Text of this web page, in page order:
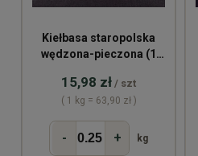
Kiełbasa staropolska
wędzona-pieczona (1
15,98 zł / szt
( 1 kg = 63,90 zł )
- + kg